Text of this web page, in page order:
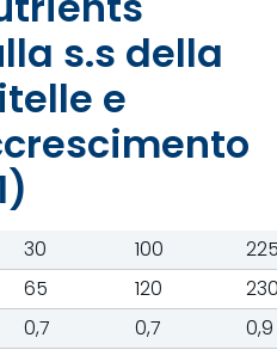
s.s della
e
30 100
65 120
0,7 0,7
0,9